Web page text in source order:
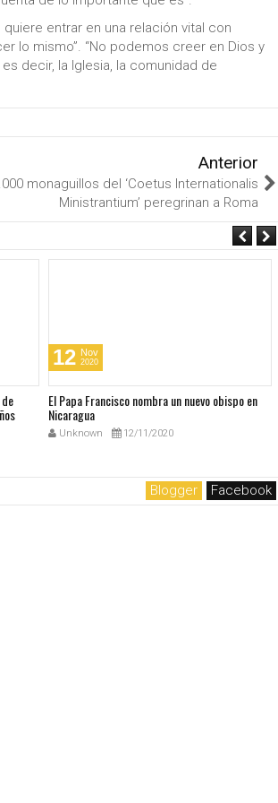
entrar en una relación vital con
lo mismo”. “No podemos creer en Dios y
decir, la Iglesia, la comunidad de
Anterior
monaguillos del ‘Coetus Internationalis
Ministrantium’ peregrinan a Roma
12 Nov
2020
El Papa Francisco nombra un nuevo obispo en
Nicaragua
Unknown 12/11/2020
Blogger Facebook